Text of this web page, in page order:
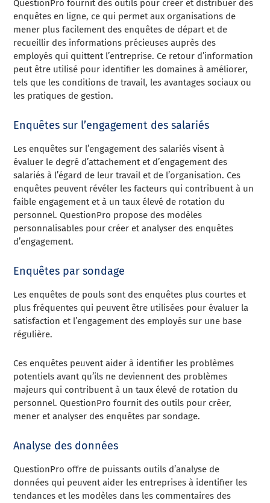
QuestionPro fournit des outils pour créer et distribuer des
enquêtes en ligne, ce qui permet aux organisations de
mener plus facilement des enquêtes de départ et de
recueillir des informations précieuses auprès des
employés qui quittent l’entreprise. Ce retour d’information
peut être utilisé pour identifier les domaines à améliorer,
tels que les conditions de travail, les avantages sociaux ou
les pratiques de gestion.
Enquêtes sur l’engagement des salariés
Les enquêtes sur l’engagement des salariés visent à
évaluer le degré d’attachement et d’engagement des
salariés à l’égard de leur travail et de l’organisation. Ces
enquêtes peuvent révéler les facteurs qui contribuent à un
faible engagement et à un taux élevé de rotation du
personnel. QuestionPro propose des modèles
personnalisables pour créer et analyser des enquêtes
d’engagement.
Enquêtes par sondage
Les enquêtes de pouls sont des enquêtes plus courtes et
plus fréquentes qui peuvent être utilisées pour évaluer la
satisfaction et l’engagement des employés sur une base
régulière.
Ces enquêtes peuvent aider à identifier les problèmes
potentiels avant qu’ils ne deviennent des problèmes
majeurs qui contribuent à un taux élevé de rotation du
personnel. QuestionPro fournit des outils pour créer,
mener et analyser des enquêtes par sondage.
Analyse des données
QuestionPro offre de puissants outils d’analyse de
données qui peuvent aider les entreprises à identifier les
tendances et les modèles dans les commentaires des